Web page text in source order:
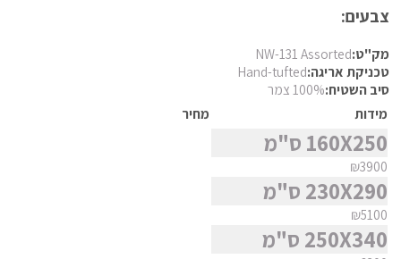
חומר
פרסי מוד
פרסי סנה
פרסי קום
פרסי קוצ'אן
פרסי קשאן
צבעים:
מק"ט:NW-131 Assorted
טכניקת אריגה:Hand-tufted
סיב השטיח:100% צמר
מידות
מחיר
160X250 ס"מ
₪3900
230X290 ס"מ
₪5100
250X340 ס"מ